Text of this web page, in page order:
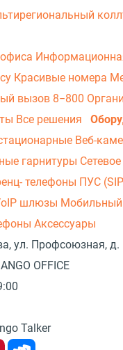
Красивые номера
вызов 8−800
Все решения
Веб-
гарнитуры
телефоны ПУС
шлюзы Мобильный
Аксессуары
ул. Профсоюзная, д.
OFFICE
Talker